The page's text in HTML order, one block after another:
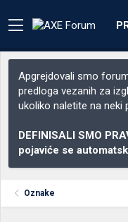
Apgrejdovali smo
predloga vezanih za
ukoliko naletite na neki
DEFINISALI SMO
pojaviće se
Oznake